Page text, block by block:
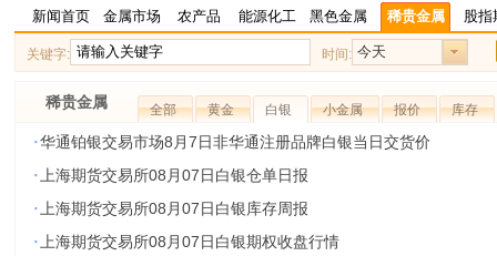
新闻首页 金属市场 农产品 能源化工 黑色金属 稀贵金属 股指
关键字: 时间: 今天
稀贵金属 全部 黄金 白银 小金属 报价 库存
·华通铂银交易市场8月7日非华通注册品牌白银当日交货价
· 上海期货交易所08月07日白银仓单日报
· 上海期货交易所08月07日白银库存周报
· 上海期货交易所08月07日白银期权收盘行情